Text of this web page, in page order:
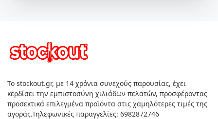
Το stockout.gr, με 14 χρόνια συνεχούς παρουσίας, έχει
κερδίσει την εμπιστοσύνη χιλιάδων πελατών, προσφέροντας
προσεκτικά επιλεγμένα προϊόντα στις χαμηλότερες τιμές της
αγοράς.Τηλεφωνικές παραγγελίες: 6982872746